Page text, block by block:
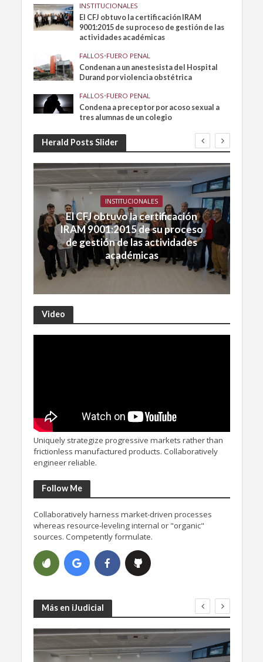
INSTITUCIONALES
El CFJ obtuvo la certificación IRAM
9001:2015 de su proceso de gestión de las
actividades académicas
FALLOS•FUERO PENAL
Condenan a un anestesista del Hospital
Durand por violencia obstétrica
FALLOS•FUERO PENAL
Condena a preceptor por acoso sexual a
tres alumnas de un colegio
Herald Posts Slider
INSTITUCIONALES
El CFJ obtuvo la certificación
IRAM 9001:2015 de su proceso
de gestión de las actividades
académicas
Video
Uniquely strategize progressive markets rather than
frictionless manufactured products. Collaboratively
engineer reliable.
Follow Me
Collaboratively harness market-driven processes
whereas resource-leveling internal or "organic"
sources. Competently formulate.
Más en iJudicial